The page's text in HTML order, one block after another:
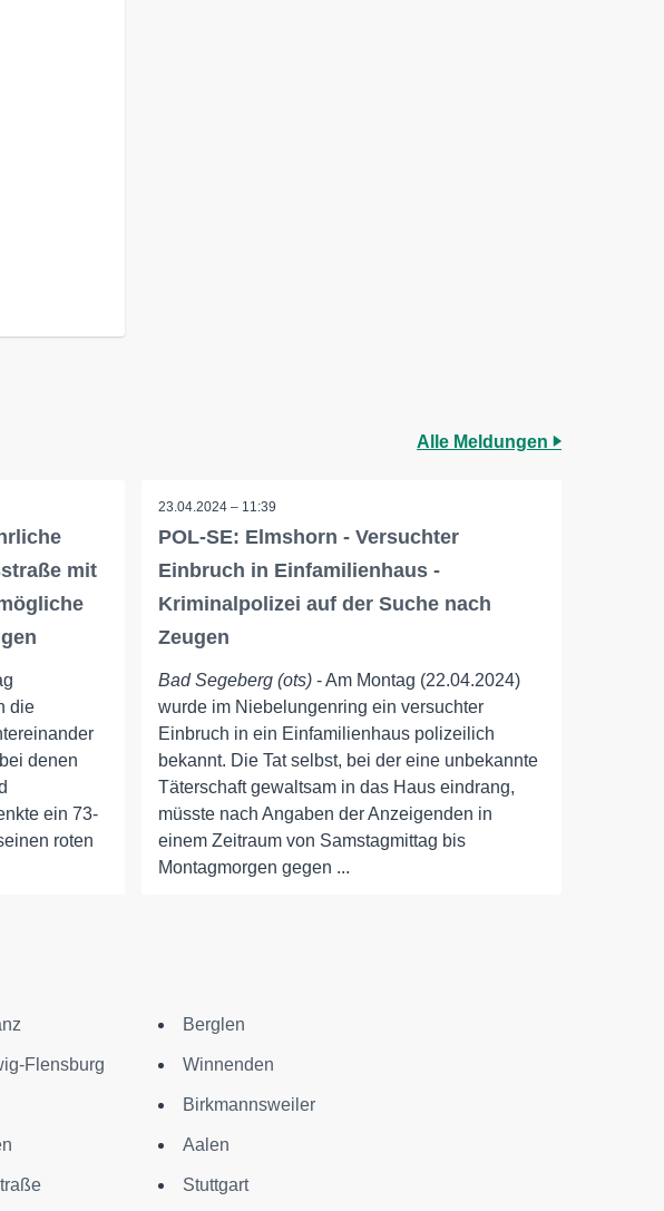
Alle Meldungen
mit
die
denen
ein 73-
roten
23.04.2024 – 11:39
POL-SE: Elmshorn - Versuchter
Einbruch in Einfamilienhaus -
Kriminalpolizei auf der Suche nach
Zeugen
Bad Segeberg (ots) - Am Montag (22.04.2024)
wurde im Niebelungenring ein versuchter
Einbruch in ein Einfamilienhaus polizeilich
bekannt. Die Tat selbst, bei der eine unbekannte
Täterschaft gewaltsam in das Haus eindrang,
müsste nach Angaben der Anzeigenden in
einem Zeitraum von Samstagmittag bis
Montagmorgen gegen ...
Flensburg
Berglen
Winnenden
Birkmannsweiler
Aalen
Stuttgart